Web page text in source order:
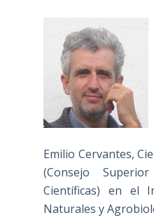
Emilio Cervantes,
(Consejo
Científicas) en el
Naturales y